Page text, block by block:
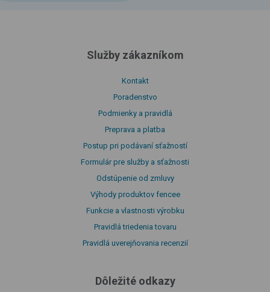
Služby zákazníkom
Kontakt
Poradenstvo
Podmienky a pravidlá
Preprava a platba
Postup pri podávaní sťažností
Formulár pre služby a sťažnosti
Odstúpenie od zmluvy
Výhody produktov fencee
Funkcie a vlastnosti výrobku
Pravidlá triedenia tovaru
Pravidlá uverejňovania recenzií
Dôležité odkazy